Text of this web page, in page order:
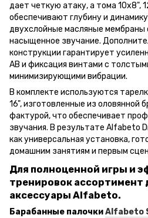
дает четкую атаку, а тома 10x8",
обеспечивают глубину и
двухслойные масляные мембраны
насыщенное звучание.
конструкции гарантирует
AB и фиксация винтами с
минимизирующими вибрации.
В комплекте используются
16", изготовленные из оловянной
фактурой, что обеспечивает
звучания. В результате Alfabeto
как универсальная установка,
домашним занятиям и первым
Для полноценной игры и
тренировок ассортимент
аксессуары Alfabeto.
Барабанные палочкиAlfabeto